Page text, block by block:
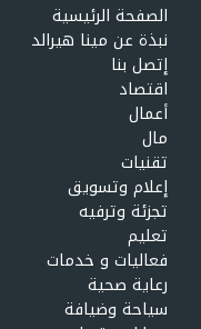
الصفحة الرئيسية
نبذة عن مينا هيرالد
إتصل بنا
اقتصاد
أعمال
مال
تقنيات
إعلام وتسويق
تجزئة وترفيه
تعليم
فعاليات و خدمات
رعاية صحية
سياحة وضيافة